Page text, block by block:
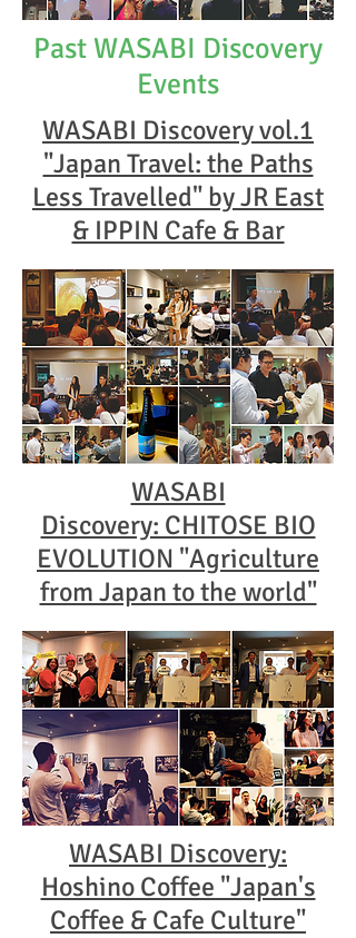
Past WASABI Discovery
Events
WASABI Discovery vol.1
"Japan Travel: the Paths
Less Travelled" by JR East
& IPPIN Cafe & Bar
WASABI
Discovery: CHITOSE BIO
EVOLUTION "Agriculture
from Japan to the world"
WASABI Discovery:
Hoshino Coffee "Japan's
Coffee & Cafe Culture"